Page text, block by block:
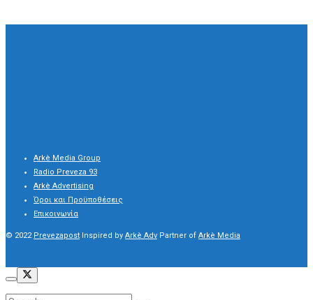
Arkè Media Group
Radio Preveza 93
Arkè Advertising
Όροι και Προϋποθέσεις
Επικοινωνία
© 2022 Prevezapost Inspired by Arkè Adv Partner of Arkè Media